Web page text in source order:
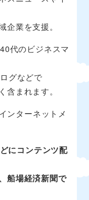
企業を支援。
代のビジネスマ
グなどで
まれます。
ンターネットメ
にコンテンツ配
船場経済新聞で